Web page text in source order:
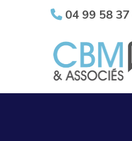
04 99 58